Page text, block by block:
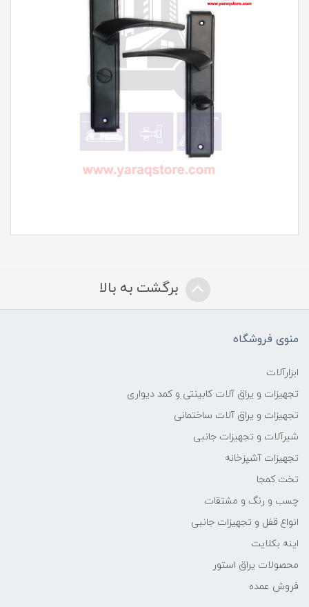
برگشت به بالا
منوی فروشگاه
ابزارآلات
تجهیزات و یراق آلات کابینتی و کمد دیواری
تجهیزات و یراق آلات ساختمانی
شیرآلات و تجهیزات جانبی
تجهیزات آشپزخانه
تخت کمجا
چسب و رنگ و مشتقات
انواع قفل و تجهیزات جانبی
اینه بکلایت
محصولات یراق استور
فروش عمده